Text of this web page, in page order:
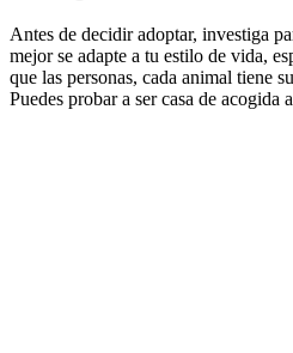
Antes de decidir adoptar, investiga
mejor se adapte a tu estilo de vida,
que las personas, cada animal tiene
Puedes probar a ser casa de acogida